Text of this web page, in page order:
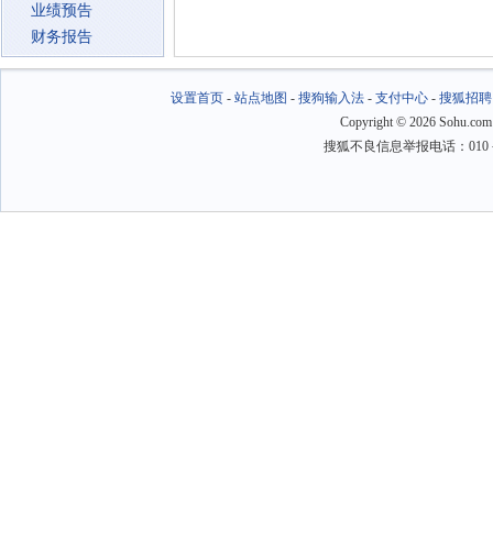
业绩预告
财务报告
设置首页- 站点地图 - 搜狗输入法- 支付中心- 搜狐招聘
Copyright © 2026
搜狐不良信息举报电话：010